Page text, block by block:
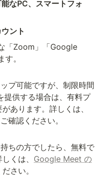
なPC、スマートフォ
ント
「Zoom」「Google
プ可能ですが、制限時間
提供する場合は、有料プ
あります。詳しくは、
確認ください。
ちの方でしたら、無料で
くは、 Google Meet の